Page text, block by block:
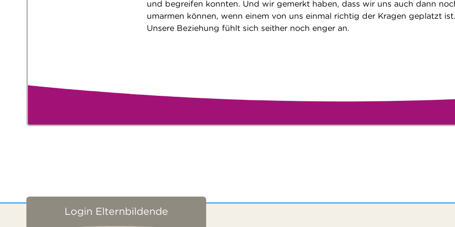
und begreifen konnten. Und wir gemerkt haben, dass wir uns auch dann
umarmen können, wenn einem von uns einmal richtig der Kragen geplatzt ist.
Unsere Beziehung fühlt sich seither noch enger an.
Login Elternbildende